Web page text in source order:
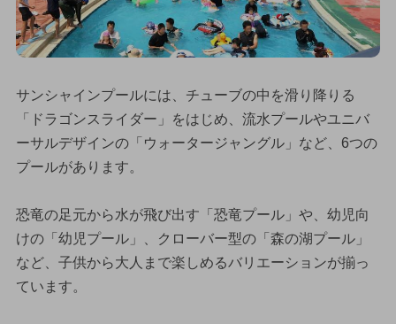
サンシャインプールには、チューブの中を滑り降りる
「ドラゴンスライダー」をはじめ、流水プールやユニバ
ーサルデザインの「ウォータージャングル」など、6つの
プールがあります。
恐竜の足元から水が飛び出す「恐竜プール」や、幼児向
けの「幼児プール」、クローバー型の「森の湖プール」
など、子供から大人まで楽しめるバリエーションが揃っ
ています。